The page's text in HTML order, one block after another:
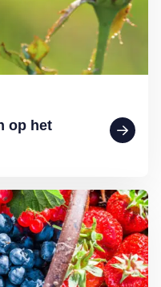
op het
kweken in de (moes)tuin